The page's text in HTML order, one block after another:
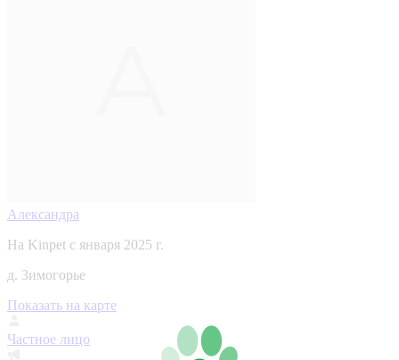
Александра
На Kinpet c января 2025 г.
д. Зимогорье
Показать на карте
Частное лицо